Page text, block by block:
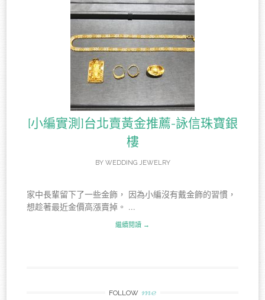
[小編實測]台北賣黃金推薦-詠信珠寶銀
樓
BY WEDDING JEWELRY
家中長輩留下了一些金飾， 因為小編沒有戴金飾的習慣，
想趁著最近金價高漲賣掉。 ...
繼續閱讀 →
FOLLOW me